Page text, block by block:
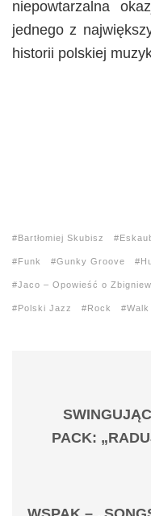
niepowtarzalna
jednego z
historii polskiej
Bartłomiej Skubisz
Funk Gunky Groove
Jaco – Opowieść o
Polski Jazz Rock Walk
PACK: